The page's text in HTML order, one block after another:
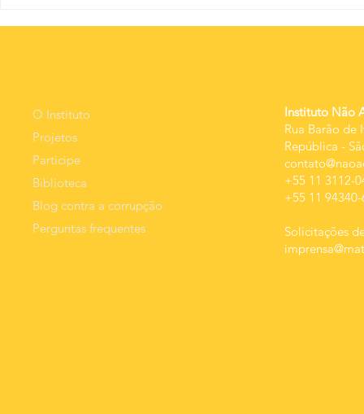
além dos
resultado.
O Instituto
Projetos
Participe
Biblioteca
Blog contra a corrupção
Perguntas frequentes
Instituto Não
Rua Barão de
República -
+55 11 3112-
+55 11
Solicitações